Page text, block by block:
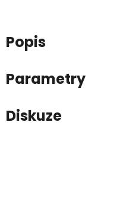
Popis
Parametry
Diskuze